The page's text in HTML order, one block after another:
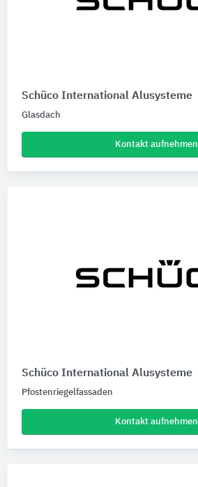
Schüco International Alusysteme
Glasdach
Kontakt aufnehmen
Schüco International Alusysteme
Pfostenriegelfassaden
Kontakt aufnehmen